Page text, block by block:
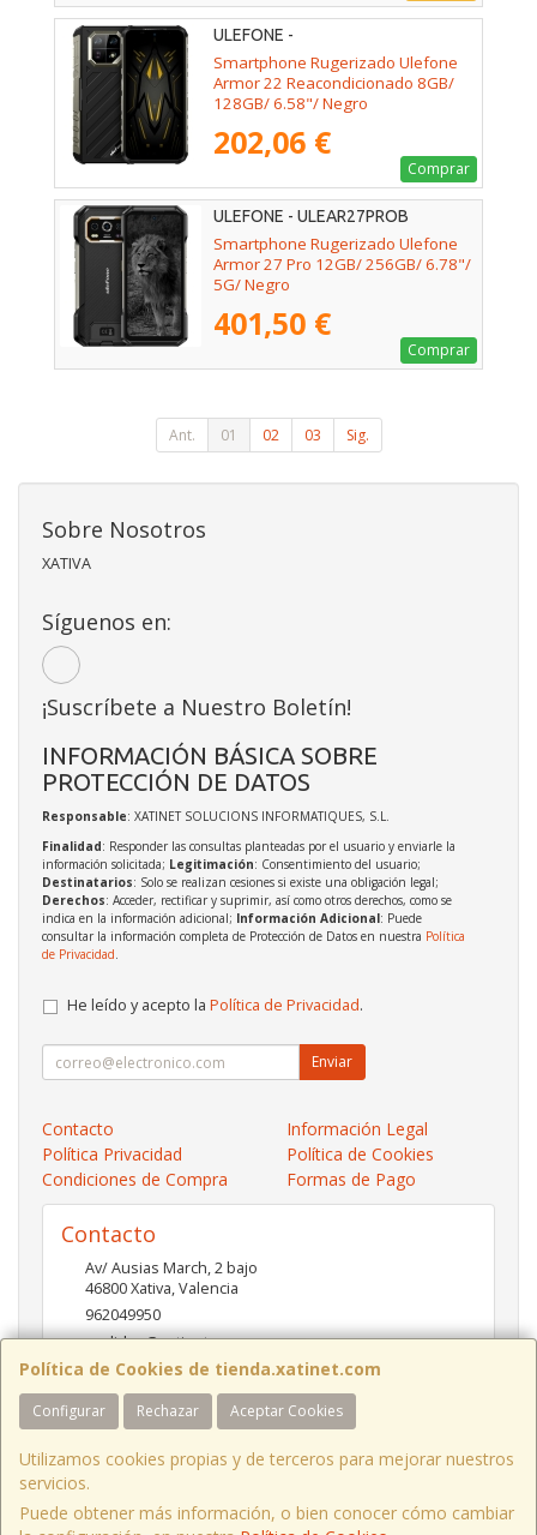
ULEFONE -
Smartphone Rugerizado Ulefone
Armor 22 Reacondicionado 8GB/
128GB/ 6.58"/ Negro
202,06 €
Comprar
ULEFONE - ULEAR27PROB
Smartphone Rugerizado Ulefone
Armor 27 Pro 12GB/ 256GB/ 6.78"/
5G/ Negro
401,50 €
Comprar
Ant. 01 02 03 Sig.
Política de Cookies de tienda.xatinet.com
Configurar Rechazar Aceptar Cookies
Utilizamos cookies propias y de terceros para mejorar nuestros
servicios.
Puede obtener más información, o bien conocer cómo cambiar
Sobre Nosotros
XATIVA
Síguenos en:
¡Suscríbete a Nuestro Boletín!
INFORMACIÓN BÁSICA SOBRE
PROTECCIÓN DE DATOS
Responsable: XATINET SOLUCIONS INFORMATIQUES, S.L.
Finalidad: Responder las consultas planteadas por el usuario y enviarle la
información solicitada; Legitimación: Consentimiento del usuario;
Destinatarios: Solo se realizan cesiones si existe una obligación legal;
Derechos: Acceder, rectificar y suprimir, así como otros derechos, como se
indica en la información adicional; Información Adicional: Puede
consultar la información completa de Protección de Datos en nuestra Política
de Privacidad.
He leído y acepto la Política de Privacidad.
Enviar
Contacto
Información Legal
Política Privacidad
Política de Cookies
Condiciones de Compra
Formas de Pago
Contacto
Av/ Ausias March, 2 bajo
46800Xativa,Valencia
962049950
pedidos@xatinet.com
Horario
9-13:30 16:30-19:30